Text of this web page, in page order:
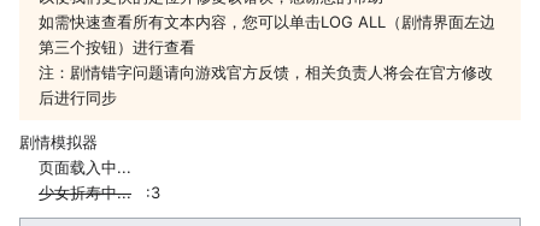
如需快速查看所有文本内容，您可以单击LOG ALL（剧情界面左边
第三个按钮）进行查看
注：剧情错字问题请向游戏官方反馈，相关负责人将会在官方修改
后进行同步
剧情模拟器
页面载入中...
少女折寿中... :3